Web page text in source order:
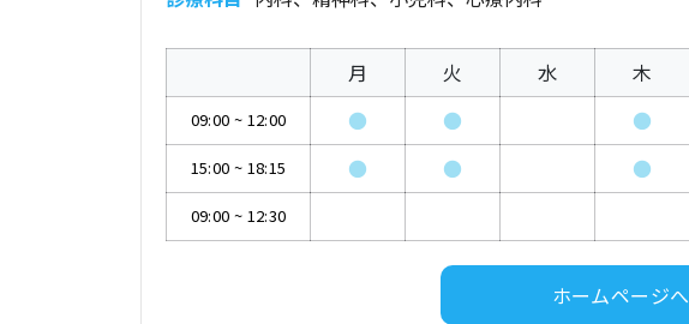
月 火 水 木
09:00 ~ 12:00 ● ● ●
15:00 ~ 18:15 ● ● ●
09:00 ~ 12:30
ホームページへ